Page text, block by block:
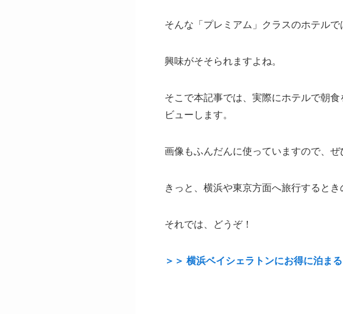
そんな「プレミアム」クラスのホテル
興味がそそられますよね。
そこで本記事では、実際にホテルで朝
ビューします。
画像もふんだんに使っていますので、
きっと、横浜や東京方面へ旅行すると
それでは、どうぞ！
＞＞ 横浜ベイシェラトンにお得に泊まる